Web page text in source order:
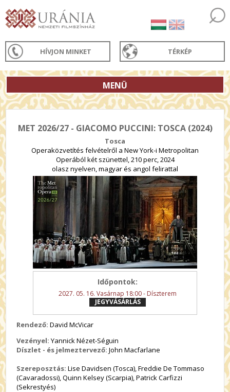
HÍVJON MINKET TÉRKÉP
MENÜ
MET 2026/27 - GIACOMO PUCCINI: TOSCA (2024)
Tosca
Operaközvetítés felvételről a New York-i Metropolitan
Operából két szünettel, 210 perc, 2024
olasz nyelven, magyar és angol felirattal
Időpontok:
2027. 05. 16. Vasárnap 18:00 - Díszterem
JEGYVÁSÁRLÁS
Rendező: David McVicar
Vezényel: Yannick Nézet-Séguin
Díszlet - és jelmeztervező: John Macfarlane
Szereposztás: Lise Davidsen (Tosca), Freddie De Tommaso
(Cavaradossi), Quinn Kelsey (Scarpia), Patrick Carfizzi
(Sekrestyés)